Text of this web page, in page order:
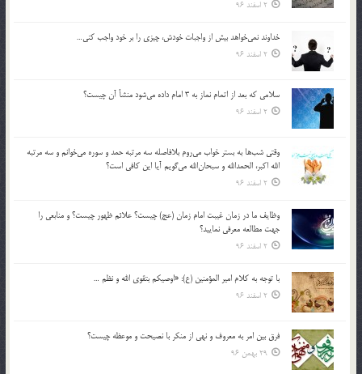
2 اسفند 96
خداوند نمي‌خواهد بيش از واجبات خودش، چيزي را بر خود واجب كني…
2 اسفند 96
سلامي كه بعد از اتمام نماز به 3 امام داده مي‌شود منشأ آن چيست؟
2 اسفند 96
وقتي شب‌ها به بستر خواب مي‌روم بلافاصله سه مرتبه حمد و سوره مي‌خوانم و سه مرتبه
الله اكبر، الحمدالله و سبحان‌الله مي‌گويم آيا اين كافي است؟
2 اسفند 96
وظايف ما در زمان غيبت امام زمان (عج) چيست؟ علائم ظهور چيست؟ و منابعي را
جهت مطالعه معرفي نماييد؟
2 اسفند 96
با توجه به كلام امير المؤمنين (ع): «اوصيكم بتقوي الله و نظم …
2 اسفند 96
فرق بين امر به معروف و نهي از منكر با نصيحت و موعظه چيست؟
29 بهمن 96